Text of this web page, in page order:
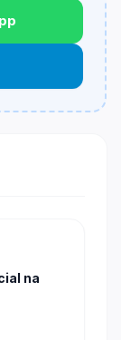
podem
na